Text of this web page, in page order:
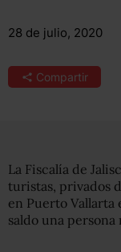
28 de julio, 2020
Compartir
La Fiscalía de
turistas, privados
en Puerto Vallarta
saldo una persona